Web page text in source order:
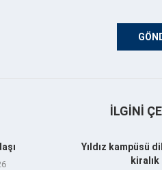
İLGINI
Yıldız kampüsü